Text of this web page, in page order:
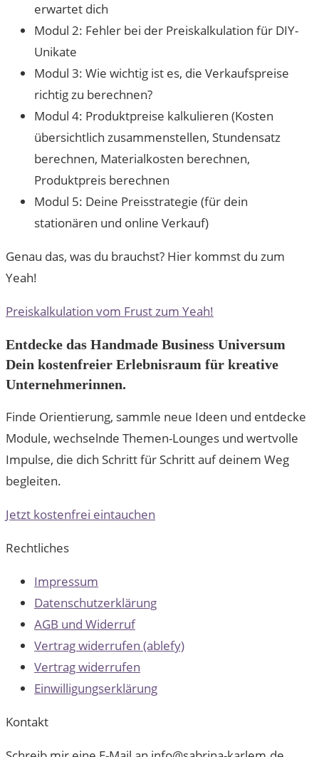
erwartet dich
Modul 2: Fehler bei der Preiskalkulation für DIY-
Unikate
Modul 3: Wie wichtig ist es, die Verkaufspreise
richtig zu berechnen?
Modul 4: Produktpreise kalkulieren (Kosten
übersichtlich zusammenstellen, Stundensatz
berechnen, Materialkosten berechnen,
Produktpreis berechnen
Modul 5: Deine Preisstrategie (für dein
stationären und online Verkauf)
Genau das, was du brauchst? Hier kommst du zum
Yeah!
Preiskalkulation vom Frust zum Yeah!
Entdecke das Handmade Business Universum
Dein kostenfreier Erlebnisraum für kreative
Unternehmerinnen.
Finde Orientierung, sammle neue Ideen und entdecke
Module, wechselnde Themen-Lounges und wertvolle
Impulse, die dich Schritt für Schritt auf deinem Weg
begleiten.
Jetzt kostenfrei eintauchen
Rechtliches
Impressum
Datenschutzerklärung
AGB und Widerruf
Vertrag widerrufen (ablefy)
Vertrag widerrufen
Einwilligungserklärung
Kontakt